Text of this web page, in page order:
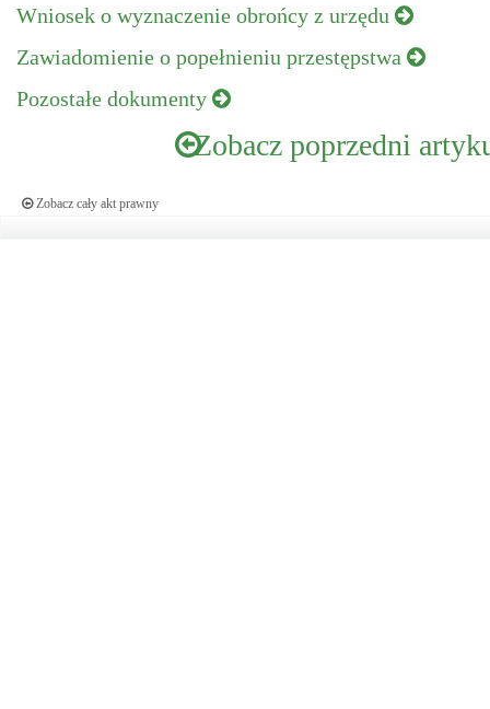
Wniosek o wyznaczenie obrońcy z urzędu
Zawiadomienie o popełnieniu przestępstwa
Pozostałe dokumenty
Zobacz poprzedni
Zobacz cały akt prawny